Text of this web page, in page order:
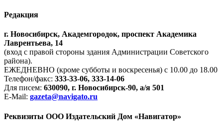
Редакция
г. Новосибирск, Академгородок, проспект Академика
Лаврентьева, 14
(вход с правой стороны здания Администрации Советского
района).
ЕЖЕДНЕВНО (кроме субботы и воскресенья) с 10.00 до 18.00
Телефон/факс: 333-33-06, 333-14-06
Для писем: 630090, г. Новосибирск-90, а/я 501
E-Mail: gazeta@navigato.ru
Реквизиты ООО Издательский Дом «Навигатор»